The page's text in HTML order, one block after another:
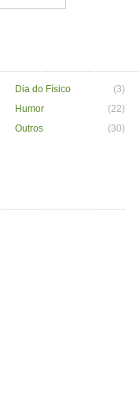
Dia do Físico (3)
Humor (22)
Outros (30)